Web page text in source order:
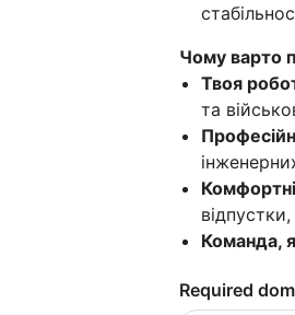
Чому варто
Твоя
та
Команда,
Required